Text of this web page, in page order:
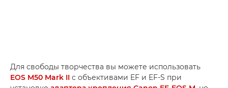
Для свободы творчества вы можете использовать
EOS M50 Mark II с объективами EF и EF-S при